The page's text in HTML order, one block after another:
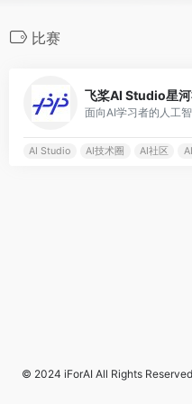
比赛
飞桨AI Studio星
面向AI学习者的人工
AI Studio AI技术圈 AI社区
© 2024 iForAI All Rights